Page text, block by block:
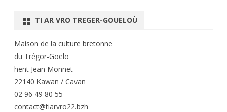
TI AR VRO TREGER-GOUELOÙ
Maison de la culture bretonne
du Trégor-Goëlo
hent Jean Monnet
22140 Kawan / Cavan
02 96 49 80 55
contact@tiarvro22.bzh